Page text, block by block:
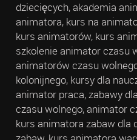
dziecięcych, akademia
animatora, kurs na
kurs animatorów, kurs
szkolenie animator czasu
animatorów czasu
kolonijnego, kursy dla
animator praca, zabawy
czasu wolnego, animator
kurs animatora zabaw dla